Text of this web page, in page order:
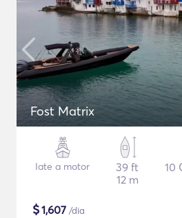
Fost Matrix
Iate a motor
39 ft
12 m
10
$1,607 /dia